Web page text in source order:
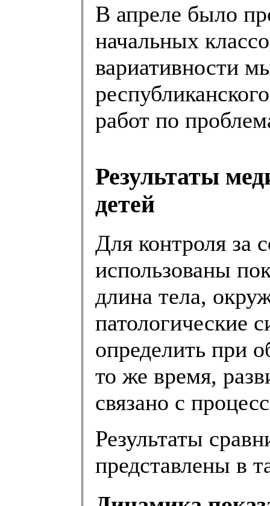
В апреле было
начальных
вариативности
работ по
Результаты
детей
Для контроля за
использованы
длина тела,
патологические
определить при
то же время,
связано с
Результаты
представлены в